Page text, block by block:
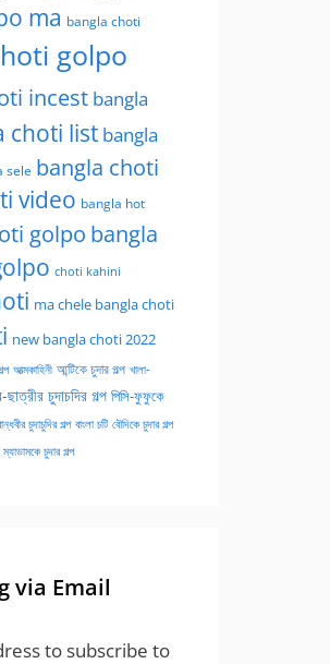
ma bangla choti
golpo
incest bangla
choti list bangla
sele bangla choti
video bangla hot
golpo bangla
choti kahini
ma chele bangla choti
new bangla choti 2022
আত্মকাহিনী আন্টিকে চুদার গল্প খালা-
ছাত্রীর চুদাচদির গল্প পিসি-ফুফুকে
চুদাচুদির গল্প বাংলা চটি বৌদিকে চুদার গল্প
ম্যাডামকে চুদার গল্প
via Email
to subscribe to